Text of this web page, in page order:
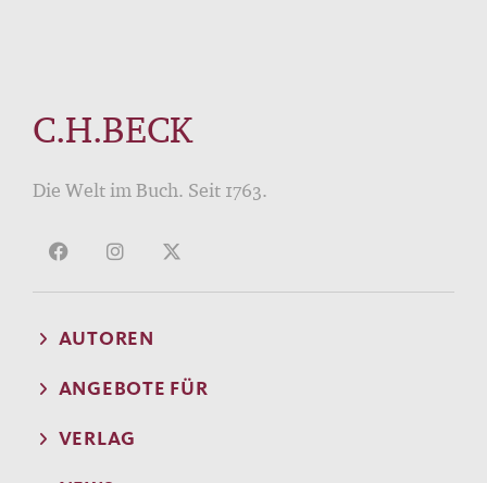
C.H.BECK
Die Welt im Buch. Seit 1763.
AUTOREN
ANGEBOTE FÜR
VERLAG